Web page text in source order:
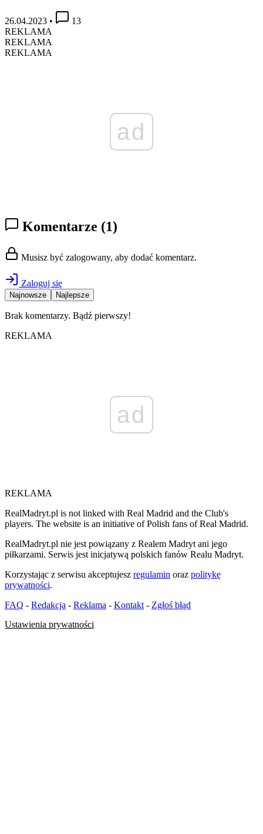
26.04.2023 •
13
REKLAMA
REKLAMA
REKLAMA
ad
Komentarze (1)
Musisz być zalogowany, aby dodać komentarz.
Zaloguj się
Najnowsze Najlepsze
Brak komentarzy. Bądź pierwszy!
REKLAMA
ad
REKLAMA
RealMadryt.pl is not linked with Real Madrid and the Club's
players. The website is an initiative of Polish fans of Real Madrid.
RealMadryt.pl nie jest powiązany z Realem Madryt ani jego
piłkarzami. Serwis jest inicjatywą polskich fanów Realu Madryt.
Korzystając z serwisu akceptujesz regulamin oraz politykę
prywatności.
FAQ - Redakcja - Reklama - Kontakt - Zgłoś błąd
Ustawienia prywatności